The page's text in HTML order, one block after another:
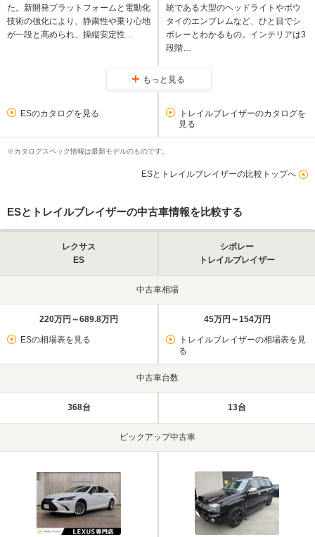
た。新開発プラットフォームと電動化
技術の強化により、静粛性や乗り心地
が一段と高められ、操縦安定性…
統である大型のヘッドライトやボウ
タイのエンブレムなど、ひと目でシ
ボレーとわかるもの。インテリアは3
段階…
もっと見る
ESのカタログを見る
トレイルブレイザーのカタログを
見る
※カタログスペック情報は最新モデルのものです。
ESとトレイルブレイザーの比較トップへ
ESとトレイルブレイザーの中古車情報を比較する
レクサス
ES
シボレー
トレイルブレイザー
中古車相場
220万円～689.8万円
ESの相場表を見る
45万円～154万円
トレイルブレイザーの相場表を見
る
中古車台数
368台 13台
ピックアップ中古車